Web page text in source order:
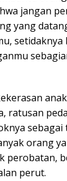
jangan
yang
setidaknya
ratusan
sebagai
orang
perobatan,
perut.